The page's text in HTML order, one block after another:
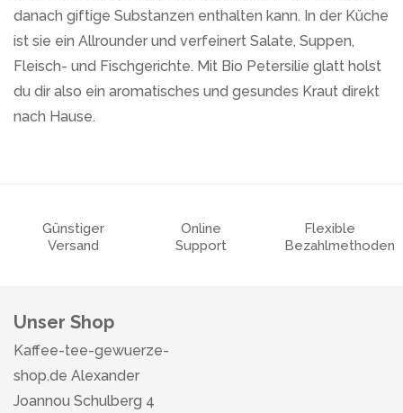
danach giftige Substanzen enthalten kann. In der Küche
ist sie ein Allrounder und verfeinert Salate, Suppen,
Fleisch- und Fischgerichte. Mit Bio Petersilie glatt holst
du dir also ein aromatisches und gesundes Kraut direkt
nach Hause.
Günstiger
Versand
Online
Support
Flexible
Bezahlmethoden
Unser Shop
Kaffee-tee-gewuerze-
shop.de Alexander
Joannou Schulberg 4